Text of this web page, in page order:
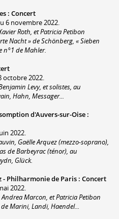
: Concert
6 novembre 2022.
Roth, et Patricia Petibon
Nacht » de Schönberg, « Sieben
n°1 de Mahler.
octobre 2022.
Levy, et solistes, au
Hahn, Messager...
d'Auvers-sur-Oise :
2022.
Gaëlle Arquez (mezzo-soprano),
de Barbeyrac (ténor), au
Glück.
- Philharmonie de Paris : Concert
2022.
Marcon, et Patricia Petibon
Marini, Landi, Haendel...